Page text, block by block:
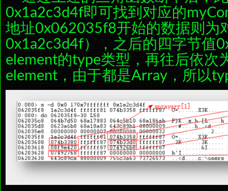
0x1a2c3d4f即可找到对应的
地址0x062035f8开始的数据则为
0x1a2c3d4f），之后的四字节值
element的type类型，再往后依次
element，由于都是Array，所以